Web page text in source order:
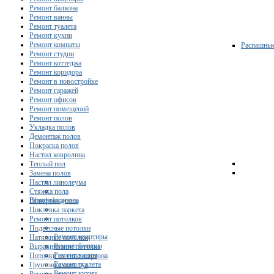
Ремонт/отделка
Ремонт квартиры
Ремонт балкона
Ремонт ванны
Ремонт туалета
Ремонт балкона
Ремонт ванны
Ремонт туалета
Ремонт кухни
Ремонт комнаты
Ремонт студии
Ремонт коттеджа
Ремонт коридора
Ремонт в новостройке
Ремонт гаражей
Ремонт офисов
Ремонт помещений
Ремонт полов
Укладка полов
Демонтаж полов
Покраска полов
Настил ковролина
Теплый пол
Замена полов
Настил линолеума
Стяжка пола
Шлифовка пола
Циклевка паркета
Ремонт потолков
Подвесные потолки
Натяжные потолки
Выравнивание потолка
Потолки из гипсокартона
Грунтовка потолка